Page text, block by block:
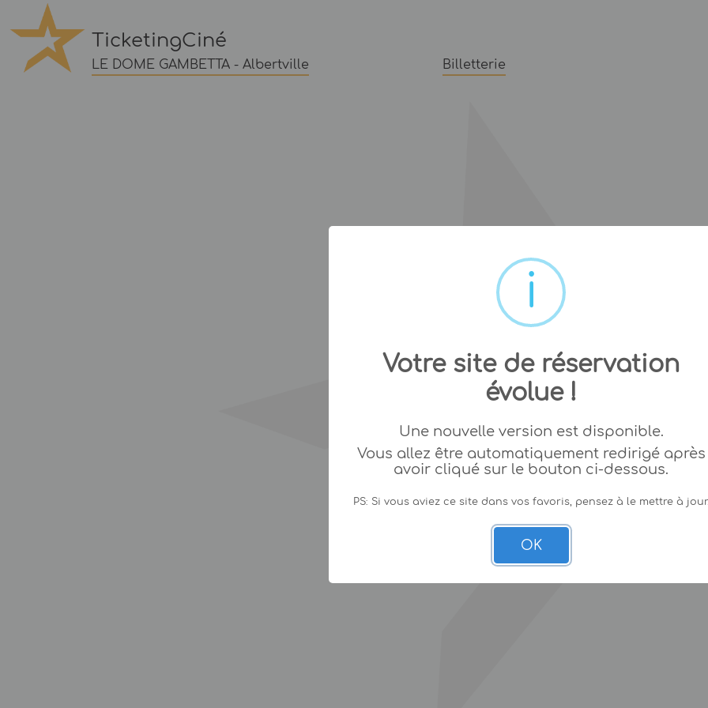
TicketingCiné
LE DOME GAMBETTA - Albertville Billetterie
Votre site de réservation
évolue !
Une nouvelle version est disponible.
Vous allez être automatiquement redirigé après
avoir cliqué sur le bouton ci-dessous.
PS: Si vous aviez ce site dans vos favoris, pensez à le mettre à
OK